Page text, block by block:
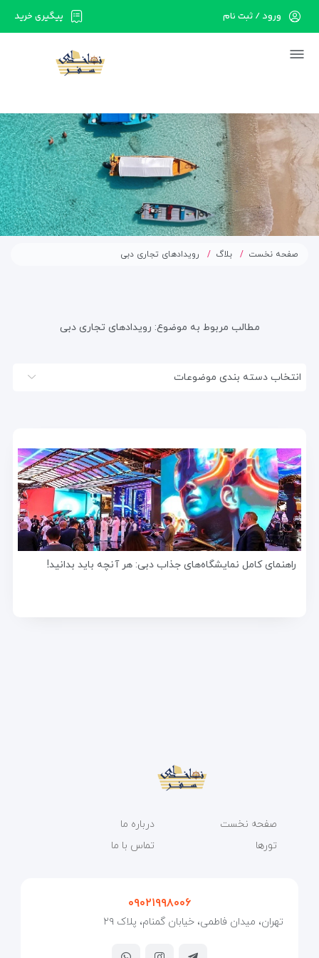
در حال حاضر ارتباط با سرور قطع می باشد لطفا
پیگیری خرید ورود / ثبت نام
صفحه نخست بلاگ رویدادهای تجاری دبی
مطالب مربوط به موضوع: رویدادهای تجاری دبی
انتخاب دسته بندی موضوعات
راهنمای کامل نمایشگاه‌های جذاب دبی: هر آنچه باید بدانید!
صفحه نخست
تورها
درباره ما
تماس با ما
۰۹۰۲۱۹۹۸۰۰۶
تهران، میدان فاطمی، خیابان گمنام، پلاک ۲۹